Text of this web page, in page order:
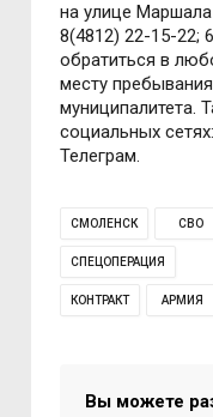
на улице
8(4812) 22-15-22;
обратиться в
месту
муниципалитета.
социальных
Телеграм.
СМОЛЕНСК СВО
СПЕЦОПЕРАЦИЯ
КОНТРАКТ АРМИЯ
Вы можете